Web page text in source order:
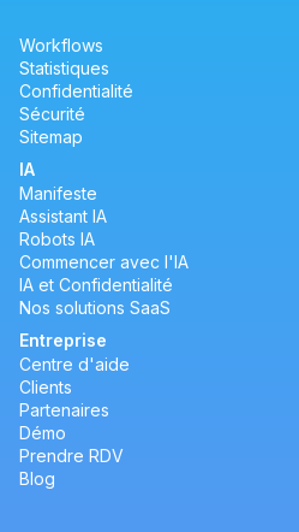
Workflows
Statistiques
Confidentialité
Sécurité
Sitemap
IA
Manifeste
Assistant IA
Robots IA
Commencer avec l'IA
IA et Confidentialité
Nos solutions SaaS
Entreprise
Centre d'aide
Clients
Partenaires
Démo
Prendre RDV
Blog